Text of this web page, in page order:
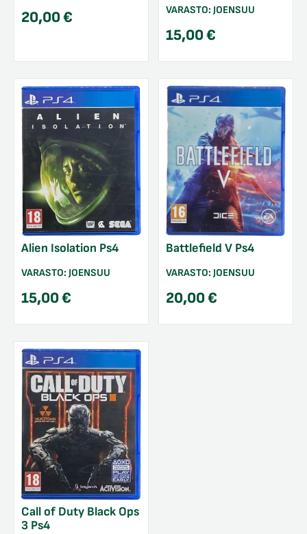
20,00€ VARASTO: JOENSUU
15,00€
Alien Isolation Ps4
VARASTO: JOENSUU
15,00€
Battlefield V Ps4
VARASTO: JOENSUU
20,00€
Call of Duty Black Ops
3 Ps4